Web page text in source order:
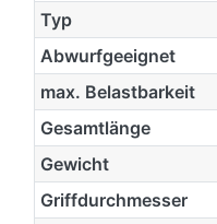
Typ
Abwurfgeeignet
max. Belastbarkeit
Gesamtlänge
Gewicht
Griffdurchmesser